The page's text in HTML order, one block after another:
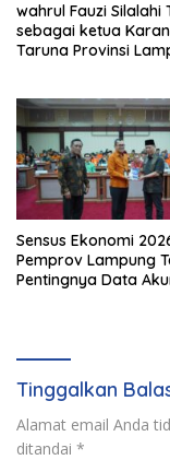
wahrul Fauzi Silalahi
sebagai ketua
Taruna Provinsi Lampung
Sensus Ekonomi
Pemprov Lampung
Pentingnya Data
Tinggalkan
Alamat email Anda
ditandai *